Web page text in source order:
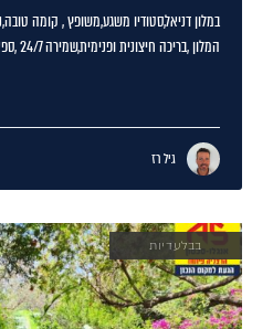
במלון דניאל,סטודיו משגע,משופץ , קומה
המלון ,בריכה חיצונית ופנימית,שמירה 24/7 ,ספא
גיל רז
בבלעדיות